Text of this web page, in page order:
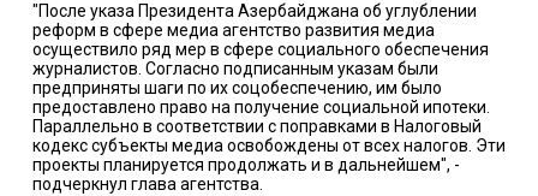
"После указа Президента Азербайджана об углублении
реформ в сфере медиа агентство развития медиа
осуществило ряд мер в сфере социального обеспечения
журналистов. Согласно подписанным указам были
предприняты шаги по их соцобеспечению, им было
предоставлено право на получение социальной ипотеки.
Параллельно в соответствии с поправками в Налоговый
кодекс субъекты медиа освобождены от всех налогов. Эти
проекты планируется продолжать и в дальнейшем", -
подчеркнул глава агентства.